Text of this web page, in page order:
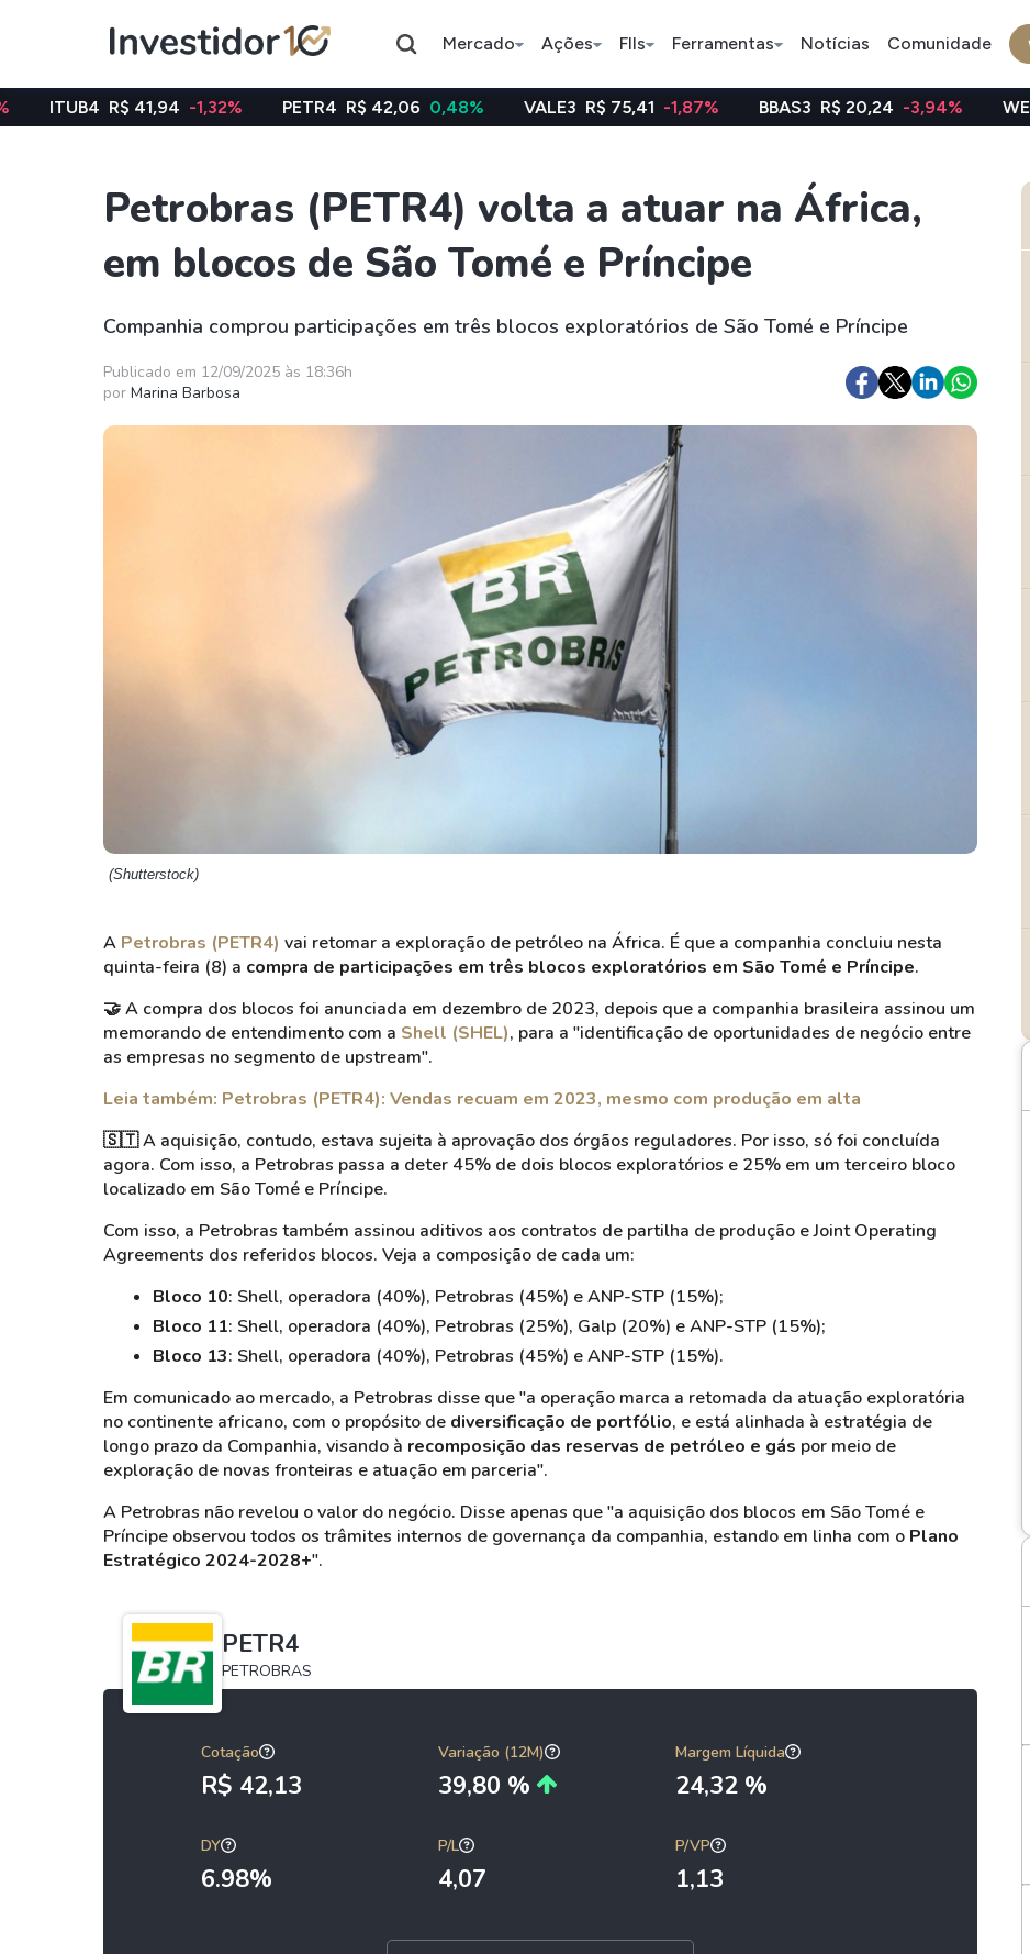
Mercado Ações FIIs Ferramentas Notícias Comunidade
Assuntos do momento
Índice
Ibovespa
Índice
Selic
Índice
Bradesco
Ação
Petrobras
Taesa
Itausa
RECR11
XPLG11
Ver todos
IVVB11
GOLD11
XINA11
Ver todos
Apple
Criptomoedas
Bitcoin
Ethereum
41,94 -1,32% PETR4 R$ 42,06 0,48% VALE3 R$ 75,41 -1,87% BBAS3 R$ 20,24 -3,94% WEGE3 R$ 48,01
Petrobras (PETR4) volta a atuar na África,
em blocos de São Tomé e Príncipe
Companhia comprou participações em três blocos exploratórios de São Tomé e Príncipe
Publicado em 12/09/2025 às 18:36h
por Marina Barbosa
(Shutterstock)
A Petrobras (PETR4) vai retomar a exploração de petróleo na África. É que a companhia concluiu nesta
quinta-feira (8) a compra de participações em três blocos exploratórios em São Tomé e Príncipe.
🤝 A compra dos blocos foi anunciada em dezembro de 2023, depois que a companhia brasileira assinou um
memorando de entendimento com a Shell (SHEL), para a "identificação de oportunidades de negócio entre
as empresas no segmento de upstream".
Leia também: Petrobras (PETR4): Vendas recuam em 2023, mesmo com produção em alta
🇸🇹 A aquisição, contudo, estava sujeita à aprovação dos órgãos reguladores. Por isso, só foi concluída
agora. Com isso, a Petrobras passa a deter 45% de dois blocos exploratórios e 25% em um terceiro bloco
localizado em São Tomé e Príncipe.
Com isso, a Petrobras também assinou aditivos aos contratos de partilha de produção e Joint Operating
Agreements dos referidos blocos. Veja a composição de cada um:
Bloco 10: Shell, operadora (40%), Petrobras (45%) e ANP-STP (15%);
Bloco 11: Shell, operadora (40%), Petrobras (25%), Galp (20%) e ANP-STP (15%);
Bloco 13: Shell, operadora (40%), Petrobras (45%) e ANP-STP (15%).
Em comunicado ao mercado, a Petrobras disse que "a operação marca a retomada da atuação exploratória
no continente africano, com o propósito de diversificação de portfólio, e está alinhada à estratégia de
longo prazo da Companhia, visando à recomposição das reservas de petróleo e gás por meio de
exploração de novas fronteiras e atuação em parceria".
A Petrobras não revelou o valor do negócio. Disse apenas que "a aquisição dos blocos em São Tomé e
Príncipe observou todos os trâmites internos de governança da companhia, estando em linha com o Plano
Estratégico 2024-2028+".
PETR4
PETROBRAS
Cotação
R$ 42,13
Variação (12M)
39,80 %
Margem Líquida
24,32 %
DY
6.98%
P/L
4,07
P/VP
1,13